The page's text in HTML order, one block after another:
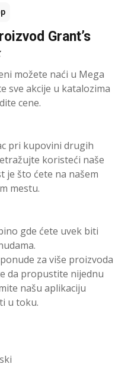
Grant’s
možete naći u Mega
sve akcije u katalozima
cene.
pri kupovini drugih
koristeći naše
je što ćete na našem
mestu.
gde ćete uvek biti
za više proizvoda
da propustite nijednu
našu aplikaciju
u toku.